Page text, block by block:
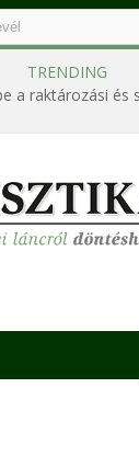
TRENDING